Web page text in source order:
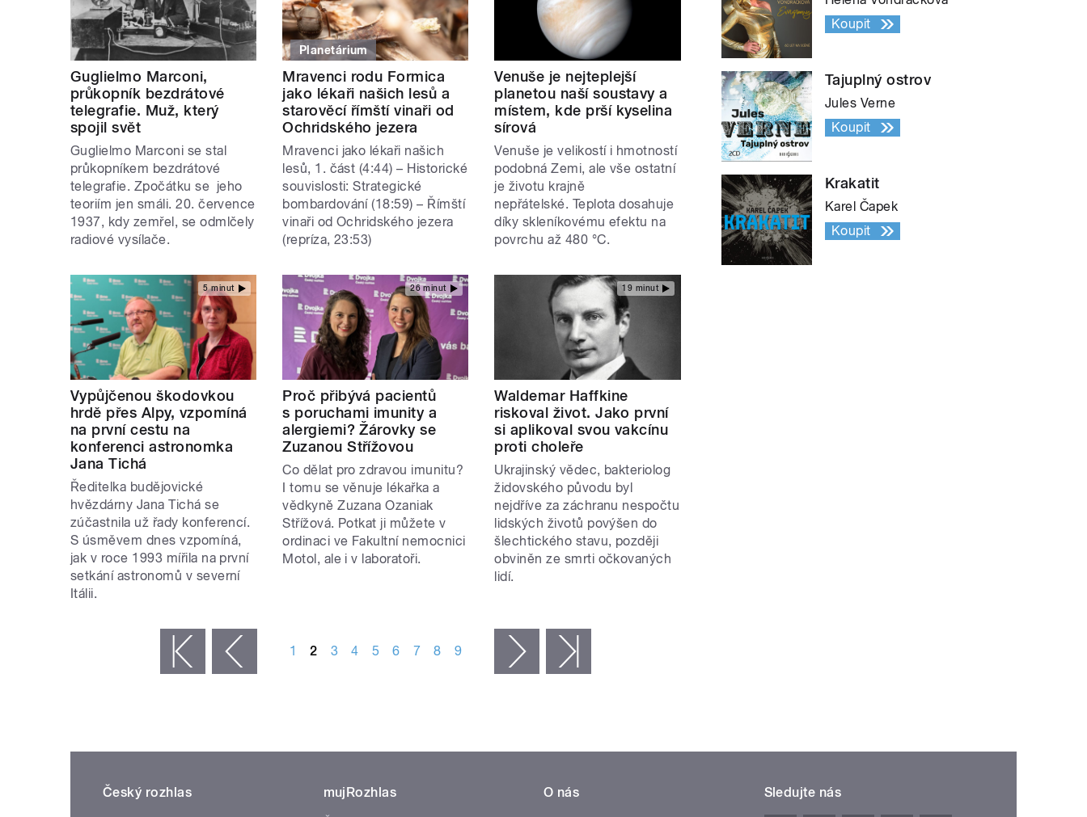
Guglielmo Marconi,
průkopník bezdrátové
telegrafie. Muž, který
spojil svět
Guglielmo Marconi se stal
průkopníkem bezdrátové
telegrafie. Zpočátku se jeho
teoriím jen smáli. 20. července
1937, kdy zemřel, se odmlčely
radiové vysílače.
Planetárium
Mravenci rodu Formica
jako lékaři našich lesů a
starověcí římští vinaři od
Ochridského jezera
Mravenci jako lékaři našich
lesů, 1. část (4:44) – Historické
souvislosti: Strategické
bombardování (18:59) – Římští
vinaři od Ochridského jezera
(repríza, 23:53)
Venuše je nejteplejší
planetou naší soustavy a
místem, kde prší kyselina
sírová
Venuše je velikostí i hmotností
podobná Zemi, ale vše ostatní
je životu krajně
nepřátelské. Teplota dosahuje
díky skleníkovému efektu na
povrchu až 480 °C.
5 minut
Vypůjčenou škodovkou
hrdě přes Alpy, vzpomíná
na první cestu na
konferenci astronomka
Jana Tichá
Ředitelka budějovické
hvězdárny Jana Tichá se
zúčastnila už řady konferencí.
S úsměvem dnes vzpomíná,
jak v roce 1993 mířila na první
setkání astronomů v severní
Itálii.
26 minut
Proč přibývá pacientů
s poruchami imunity a
alergiemi? Žárovky se
Zuzanou Střížovou
Co dělat pro zdravou imunitu?
I tomu se věnuje lékařka a
vědkyně Zuzana Ozaniak
Střížová. Potkat ji můžete v
ordinaci ve Fakultní nemocnici
Motol, ale i v laboratoři.
19 minut
Waldemar Haffkine
riskoval život. Jako první
si aplikoval svou vakcínu
proti choleře
Ukrajinský vědec, bakteriolog
židovského původu byl
nejdříve za záchranu nespočtu
lidských životů povýšen do
šlechtického stavu, později
obviněn ze smrti očkovaných
lidí.
‹ předchozí 1 2 3 4 5 6 7 8 9 následující ›
Koupit
Tajuplný ostrov
Jules Verne
Koupit
Krakatit
Karel Čapek
Koupit
Český rozhlas
mujRozhlas
O nás
Sledujte nás